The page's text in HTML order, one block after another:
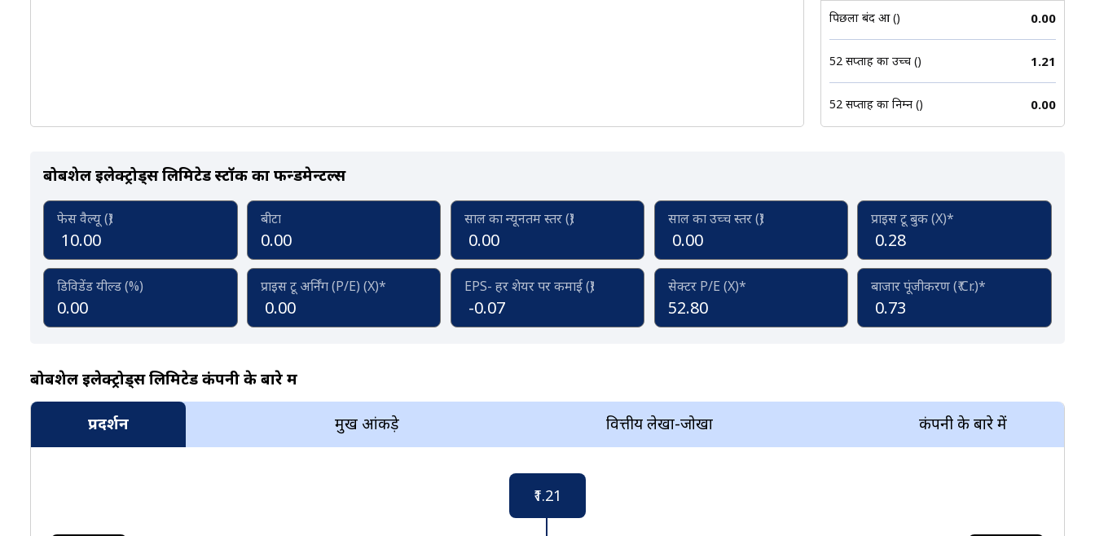
पिछला बंद हुआ (₹) 0.00
52 सप्ताह का उच्च (₹) 1.21
52 सप्ताह का निम्न (₹) 0.00
बोबशेल इलेक्ट्रोड्स लिमिटेड स्टॉक का फन्डमेन्टल्स
फेस वैल्यू (₹)
10.00
बीटा
0.00
साल का न्यूनतम स्तर (₹)
0.00
साल का उच्च स्तर (₹)
0.00
प्राइस टू बुक (X)*
0.28
डिविडेंड यील्ड (%)
0.00
प्राइस टू अर्निंग (P/E) (X)*
0.00
EPS- हर शेयर पर कमाई (₹)
-0.07
सेक्टर P/E (X)*
52.80
बाजार पूंजीकरण (₹ Cr.)*
0.73
बोबशेल इलेक्ट्रोड्स लिमिटेड कंपनी के बारे में
प्रदर्शन प्रमुख आंकड़े वित्तीय लेखा-जोखा कंपनी के बारे में
₹1.21